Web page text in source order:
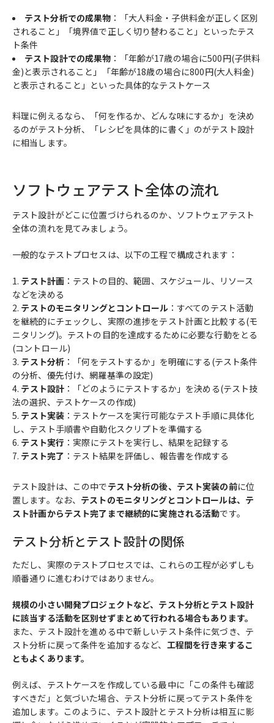
テスト分析での成果物 ：「大人料金・子供料金が正しく区別
されること」「境界値で正しく切り替わること」といったテス
ト条件
テスト設計での成果物 ：「年齢が17歳の場合に500円(子供料
金)と表示されること」「年齢が18歳の場合に800円(大人料金)
と表示されること」といった具体的なテストケース
料理に例えるなら、「何を作るか、どんな味にするか」を決め
るのがテスト分析、「レシピを具体的に書く」のがテスト設計
に相当します。
ソフトウェアテスト全体の流れ
テスト設計がどこに位置づけられるのか、ソフトウェアテスト
全体の流れを見てみましょう。
一般的なテストプロセスは、以下の工程で構成されます：
テスト計画 ：テストの目的、範囲、スケジュール、リソース
などを決める
テストのモニタリングとコントロール：すべてのテスト活動
を継続的にチェックし、実際の進捗をテスト計画と比較する(モ
ニタリング)。テストの目的を達成するために必要な行動をとる
(コントロール)
テスト分析 ：「何をテストするか」を明確にする(テスト条件
の分析、優先付け、網羅基準の設定)
テスト設計 ：「どのようにテストするか」を決める(テスト技
法の選択、テストケースの作成)
テスト実装 ：テストケースを実行可能なテスト手順に具体化
し、テスト手順書や自動化スクリプトを準備する
テスト実行 ：実際にテストを実行し、結果を記録する
テスト完了 ：テスト結果を評価し、報告書を作成する
テスト設計は、この中でテスト分析の後、テスト実装の前に位
置します。なお、 テストのモニタリングとコントロールは、テ
スト計画からテスト完了まで継続的に実施される活動です。
テスト分析とテスト設計の関係
ただし、実際のテストプロセスでは、これらの工程が必ずしも
順番通りに進むわけではありません。
規模の小さい開発プロジェクトなど、テスト分析とテスト設計
に該当する活動を区別せずまとめて行われる場合もあります。
また、テスト設計を進める中で新しいテスト条件に気づき、テ
スト分析に戻って条件を追加するなど、 工程間を行き来するこ
ともよくあります。
例えば、テストケースを作成している最中に「この条件も確認
すべきだ」と気づいた場合、テスト分析に戻ってテスト条件を
追加します。このように、テスト設計とテスト分析は相互に影